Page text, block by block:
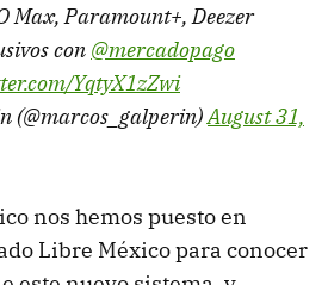
Max, Paramount+, Deezer
con @mercadopago
YqtyX1zZwi
(@marcos_galperin)August 31,
nos hemos puesto en
Libre México para conocer